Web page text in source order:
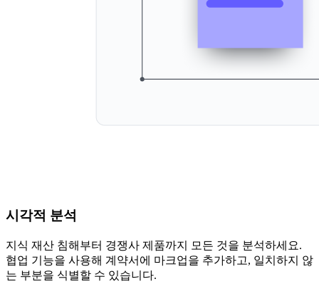
시각적 분석
지식 재산 침해부터 경쟁사 제품까지 모든 것을 분석하세요.
협업 기능을 사용해 계약서에 마크업을 추가하고, 일치하지 않
는 부분을 식별할 수 있습니다.